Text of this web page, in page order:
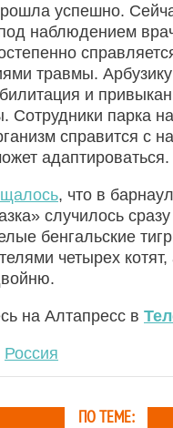
успешно.
наблюдением
травмы.
и
Сотрудники парка
справится с
адаптироваться.
, что в
случилось
бенгальские
четырех
на Алтапресс в
Россия
ПО ТЕМЕ: